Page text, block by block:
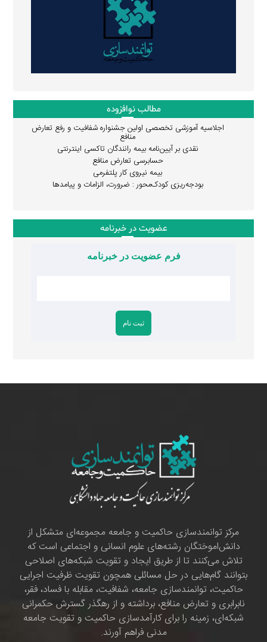
مطالب نوافزوده
اجلاسیه آموزشی تخصصی اولین جشنواره شفافیت و رفع تعارض
منافع
نقدی بر آیین‌نامه بیمه رانندگان تاکسی اینترنتی
حسابرسی تعارض منافع
بیمه نیروی کار پلتفرمی
بودجه‌ریزی کودک‌محور : ضرورت، الزامات و پیامدها
عضویت در خبرنامه
فرم عضویت در خبرنامه
مرکز توانمندسازی حاکمیت و جامعه مجموعه‌ای متشکل از
دانش‌اموختگان رشته‌های علوم انسانی و اجتماعی است که
تلاش می‌کنند تا از طریق ایجاد و تقویت شبکه‌های اصلاحی
بتوانند گام‌هایی در حل مسائلی همچون تقویت ظرفیت اجرایی
حاکمیت، توانمندسازی جامعه، شفافیت، مقابله با فساد، فقر،
نابرابری و تعارض منافع، برداشته و از رهگذر گسترش حکمرانی
شبکه‌ای، زمینه را برای کارآمدسازی حاکمیت و تقویت جامعه
مدنی فراهم آورند.